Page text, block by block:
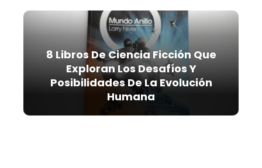
8 Libros De Ciencia Ficción Que
Exploran Los Desafíos Y
Posibilidades De La Evolución
Humana